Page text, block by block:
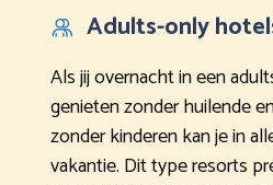
Adults-only
Als jij overnacht in een
genieten zonder huilende
zonder kinderen kan je in
vakantie. Dit type resorts